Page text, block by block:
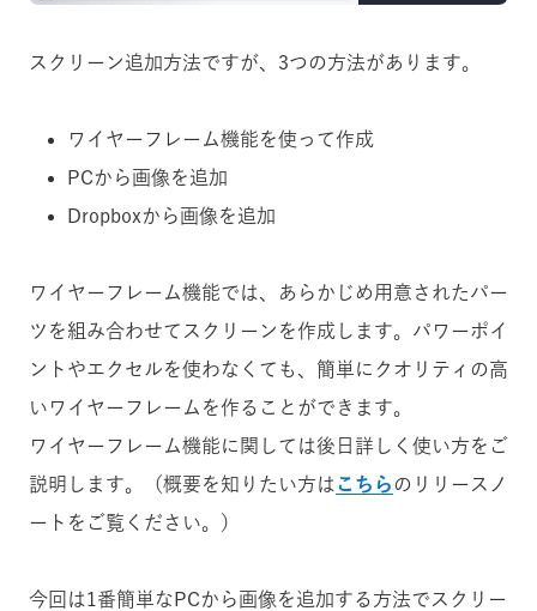
スクリーン追加方法ですが、3つの方法があります。
ワイヤーフレーム機能を使って作成
PCから画像を追加
Dropboxから画像を追加
ワイヤーフレーム機能では、あらかじめ用意されたパー
ツを組み合わせてスクリーンを作成します。パワーポイ
ントやエクセルを使わなくても、簡単にクオリティの高
いワイヤーフレームを作ることができます。
ワイヤーフレーム機能に関しては後日詳しく使い方をご
説明します。（概要を知りたい方は こちらのリリースノ
ートをご覧ください。）
今回は1番簡単なPCから画像を追加する方法でスクリー